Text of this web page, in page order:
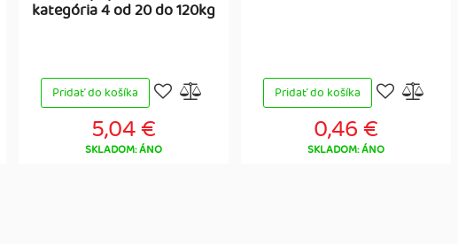
kategória 4 od 20 do 120kg
Pridať do košíka
5,04 €
SKLADOM: ÁNO
Pridať do košíka
0,46 €
SKLADOM: ÁNO